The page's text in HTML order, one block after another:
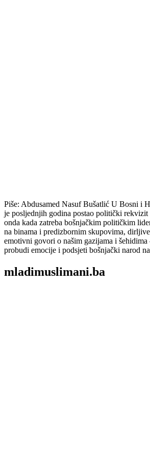
Piše: Abdusamed Nasuf Bušatlić U Bosni i
je posljednjih godina postao politički rekvizit
onda kada zatreba bošnjačkim političkim
na binama i predizbornim skupovima,
emotivni govori o našim gazijama i šehidima
probudi emocije i podsjeti bošnjački narod
mladimuslimani.ba